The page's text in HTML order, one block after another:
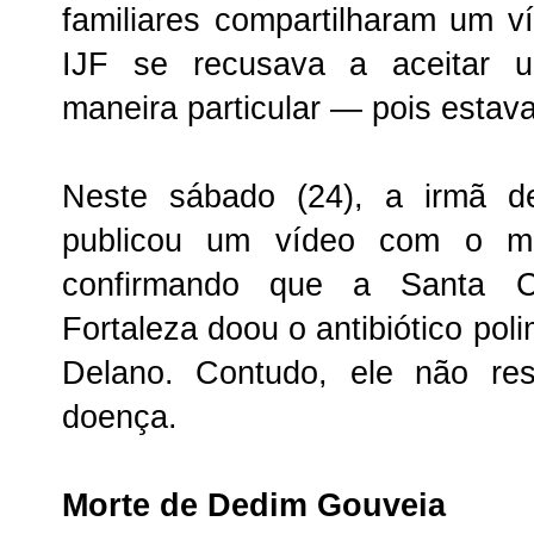
familiares compartilharam um
IJF se recusava a aceitar
maneira particular — pois
Neste sábado (24), a irmã
publicou um vídeo com o
confirmando que a Santa
Fortaleza doou o antibiótico
Delano. Contudo, ele não
doença.
Morte de Dedim Gouveia